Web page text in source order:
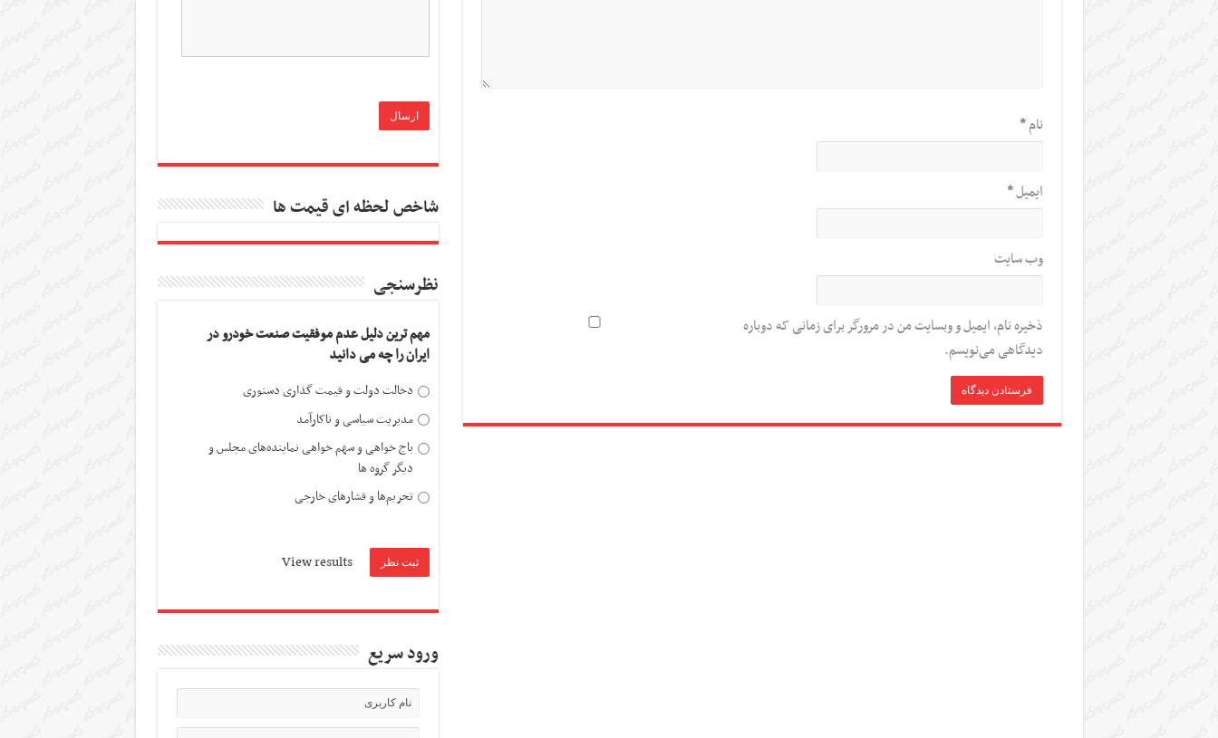
نام*
ایمیل*
وب‌ سایت
ذخیره نام، ایمیل و وبسایت من در مرورگر برای زمانی که دوباره
دیدگاهی می‌نویسم.
شاخص لحظه ای قیمت ها
نظرسنجی
مهم ترین دلیل عدم موفقیت صنعت خودرو در
ایران را چه می دانید
دخالت دولت و قیمت گذاری دستوری
مدیریت سیاسی و ناکارآمد
باج خواهی و سهم خواهی نماینده‌های مجلس و
دیگر گروه ها
تحریم‌ها و فشارهای خارجی
View results
ورود سریع